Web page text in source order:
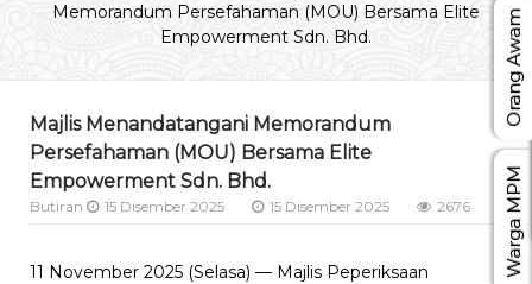
Memorandum Persefahaman (MOU) Bersama Elite
Empowerment Sdn. Bhd.
Majlis Menandatangani Memorandum
Persefahaman (MOU) Bersama Elite
Empowerment Sdn. Bhd.
Butiran 15 Disember 2025 15 Disember 2025 2676
11 November 2025 (Selasa) — Majlis Peperiksaan
Warga MPM
Orang Awam